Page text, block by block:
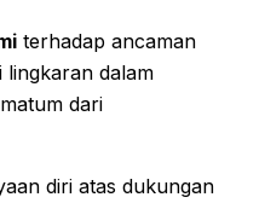
terhadap ancaman
lingkaran dalam
dari
diri atas dukungan